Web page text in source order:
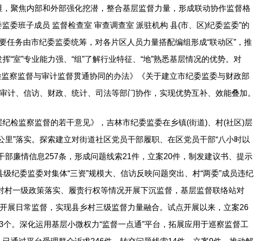
焦内部和外部强化挖潜，整合基层监督力量，形成联动协作监督格
委班子成员 监督检查室 审查调查室 派驻机构 县(市、区)纪委监委”的
务由市纪委监委统筹，对各片区人员力量搭配编组形成“联动区”，推
室”专业能力强、“组”了解行业特征、“地”熟悉基层情况的优势。对
察监督与审计监督贯通协同的办法》《关于建立市纪委监委与财政部
计、信访、财政、统计、司法等部门协作，实现优势互补、效能叠加。
监察监督的若干意见》，吉林市纪委监委在乡镇(街道)、村(社区)层
”落实。探索建立对街道社区党员干部履职、在区党员干部“八小时以
部廉情信息257条，形成问题线索21件，立案20件，制发建议书、提示
纪委监委对集体“三资”规模大、信访反映问题突出、村“两委”成员违纪
一级政策落实、履责行权等情况开展下沉监督，基层监督联络站对
展日常监督，实现县乡村三级监督力量融合。试点开展以来，立案26
。深化运用基层小微权力“监督一点通”平台，拓展应用于巡察监督工